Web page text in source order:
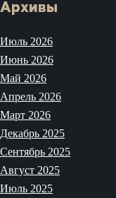
Архивы
Июль 2026
Июнь 2026
Май 2026
Апрель 2026
Март 2026
Декабрь 2025
Сентябрь 2025
Август 2025
Июль 2025